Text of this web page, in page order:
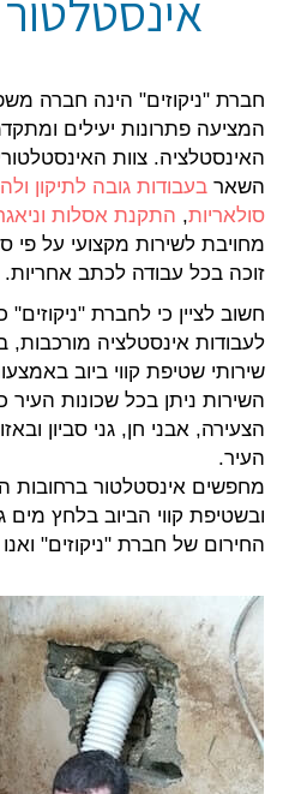
חברת "ניקוזים" הינה חברה
המציעה פתרונות יעילים
האינסטלציה. צוות
השאר בעבודות גובה לתיקון
סולאריות, התקנת אסלות
מחויבת לשירות מקצועי על פי
זוכה בכל עבודה לכתב אחריות.
חשוב לציין כי לחברת
לעבודות אינסטלציה
שירותי שטיפת קווי ביוב
השירות ניתן בכל שכונות העיר
הצעירה, אבני חן, גני סביון
העיר.
מחפשים אינסטלטור
ובשטיפת קווי הביוב בלחץ
החירום של חברת "ניקוזים"